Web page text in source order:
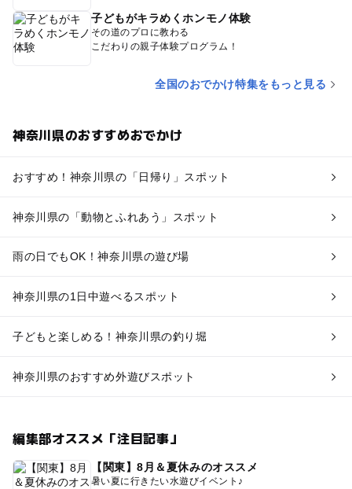
子どもがキラめくホンモノ体験
その道のプロに教わる
こだわりの親子体験プログラム！
全国のおでかけ特集をもっと見る
神奈川県のおすすめおでかけ
おすすめ！神奈川県の「日帰り」スポット
神奈川県の「動物とふれあう」スポット
雨の日でもOK！神奈川県の遊び場
神奈川県の1日中遊べるスポット
子どもと楽しめる！神奈川県の釣り堀
神奈川県のおすすめ外遊びスポット
編集部オススメ「注目記事」
【関東】8月＆夏休みのオススメ
暑い夏に行きたい水遊びイベント♪